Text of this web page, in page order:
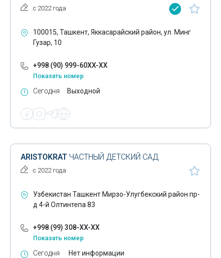
с 2022 года
100015, Ташкент, Яккасарайский район, ул. Минг
Гузар, 10
+998 (90) 999-60XX-XX
Показать номер
Сегодня Выходной
ARISTOKRAT ЧАСТНЫЙ ДЕТСКИЙ САД
с 2022 года
Узбекистан Ташкент Мирзо-Улугбекский район пр-
д 4-й Олтинтепа 83
+998 (99) 308-XX-XX
Показать номер
Сегодня
Нет информации